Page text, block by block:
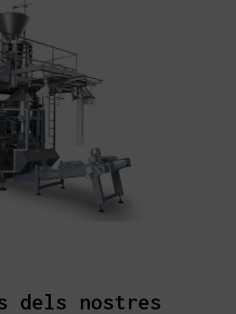
dels nostres